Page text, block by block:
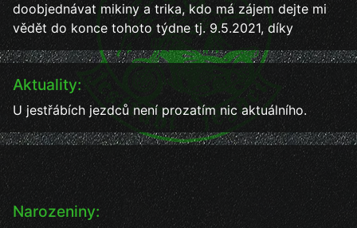
Aktuality:
U jestřábích jezdců není prozatím nic aktuálního.
doobjednávat mikiny a trika, kdo má zájem dejte mi
vědět do konce tohoto týdne tj. 9.5.2021, díky
Narozeniny: